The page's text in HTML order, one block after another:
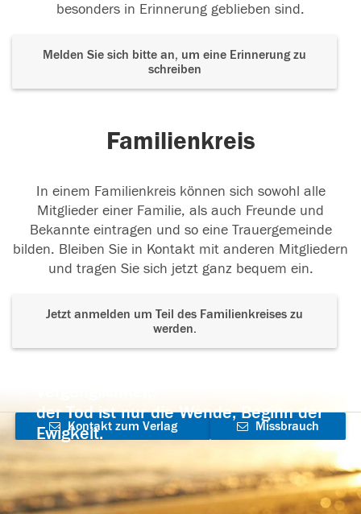
besonders in Erinnerung geblieben sind.
Melden Sie sich bitte an, um eine Erinnerung zu
schreiben
Familienkreis
In einem Familienkreis können sich sowohl alle
Mitglieder einer Familie, als auch Freunde und
Bekannte eintragen und so eine Trauergemeinde
bilden. Bleiben Sie in Kontakt mit anderen Mitgliedern
und tragen Sie sich jetzt ganz bequem ein.
Jetzt anmelden um Teil des Familienkreises zu
werden.
der Tod ist nur die Wende, Beginn der
Ewigkeit.
Kontakt zum Verlag
aufnehmen
Missbrauch